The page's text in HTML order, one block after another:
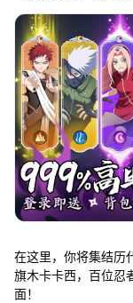
在这里，你将集结历
旗木卡卡西，百位忍
面！